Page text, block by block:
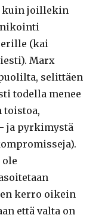
kuin joillekin
(kai
Marx
selittäen
todella menee
toistoa,
ja pyrkimystä
ole
kerro oikein
että valta on